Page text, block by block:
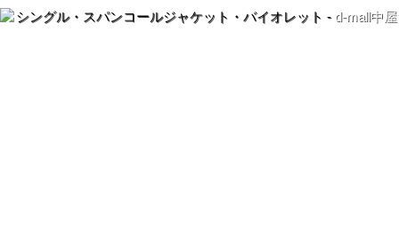
シングル・スパンコールジャケット・バイオレット - d-mall中